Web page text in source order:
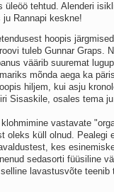
tehtud. Alenderi
Rannapi keskne!
hoopis
tuleb Gunnar Graps.
väärib suuremat
mõnda aega ka
hiljem, kui asju
Sisaskile, osales tema
vastavate
oleks küll olnud. Pealegi
kes
sedasorti füüsiline
lavastusvõte teenib